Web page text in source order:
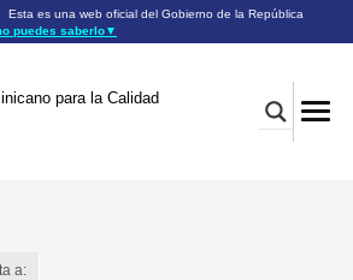
Esta es una web oficial del Gobierno de la República
puedes saberlo▼
oficiales utilizan .gob.do o .gov.do
oficiales .gob.do o .gov.do seguros utilizan
a: